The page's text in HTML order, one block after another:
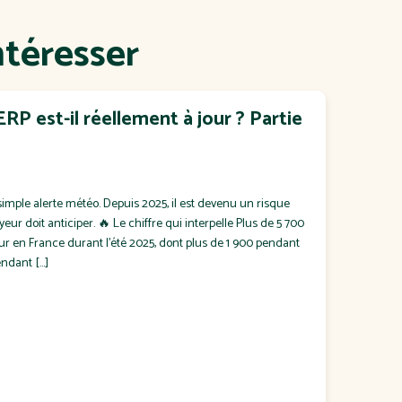
est-il réellement à jour ? Partie
alerte météo. Depuis 2025, il est devenu un risque
doit anticiper. 🔥 Le chiffre qui interpelle Plus de 5 700
en France durant l'été 2025, dont plus de 1 900 pendant
[…]